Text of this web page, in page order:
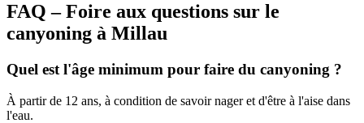
FAQ – Foire aux questions sur le
canyoning à Millau
Quel est l'âge minimum pour faire du canyoning ?
À partir de 12 ans, à condition de savoir nager et d'être à l'aise dans
l'eau.